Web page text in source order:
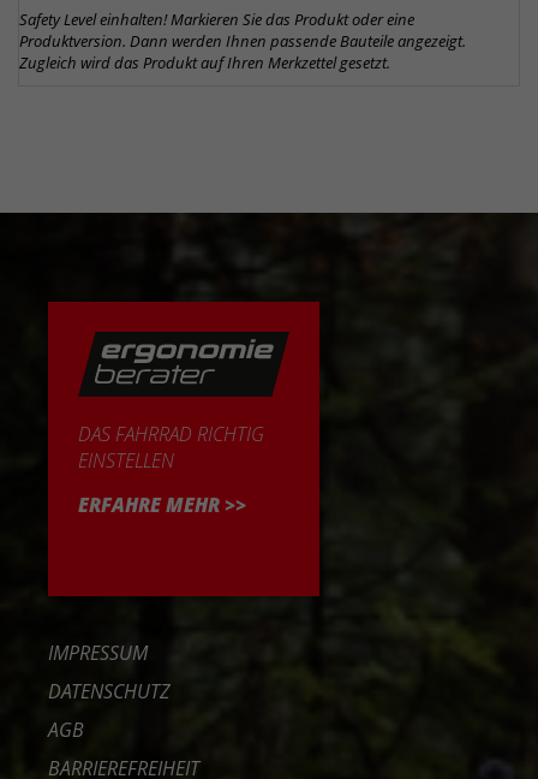
Safety Level einhalten! Markieren Sie das Produkt oder eine
Produktversion. Dann werden Ihnen passende Bauteile angezeigt.
Zugleich wird das Produkt auf Ihren Merkzettel gesetzt.
DAS FAHRRAD RICHTIG
EINSTELLEN
ERFAHRE MEHR >>
IMPRESSUM
DATENSCHUTZ
AGB
BARRIEREFREIHEIT